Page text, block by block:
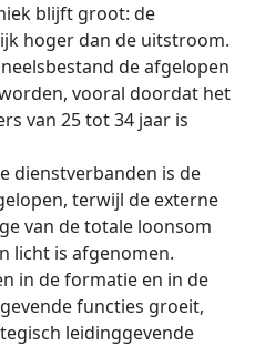
blijft groot: de
hoger dan de uitstroom.
de afgelopen
vooral doordat het
van 25 tot 34 jaar is
dienstverbanden is de
terwijl de externe
van de totale loonsom
licht is afgenomen.
in de formatie en in de
functies groeit,
leidinggevende